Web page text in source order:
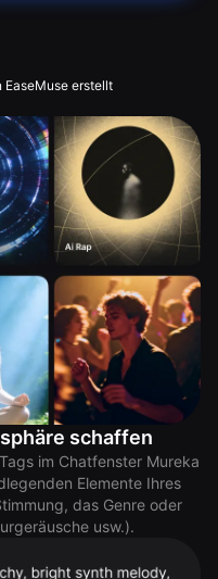
EaseMuse erstellt
schaffen
im Chatfenster Mureka
Elemente Ihres
das Genre oder
usw.).